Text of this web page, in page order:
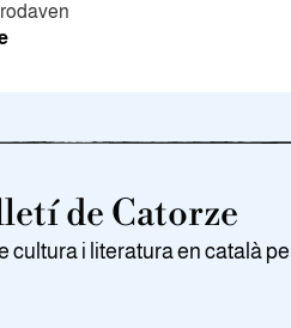
de Catorze
cultura i literatura en català